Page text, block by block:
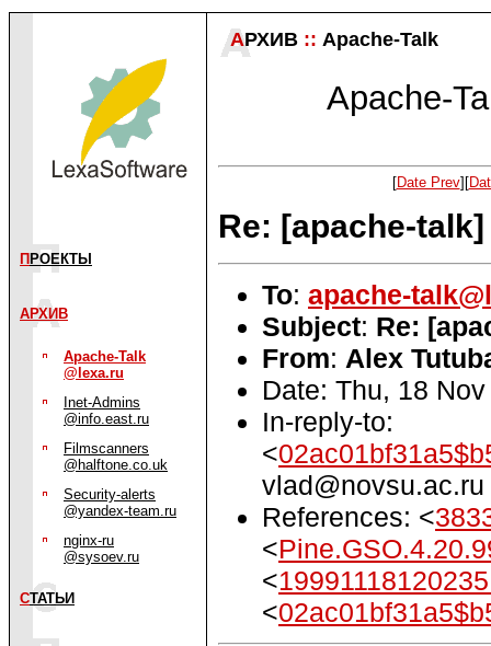
П РОЕКТЫ
АРХИВ
Apache-Talk
@lexa.ru
Inet-Admins
@info.east.ru
Filmscanners
@halftone.co.uk
Security-alerts
@yandex-team.ru
nginx-ru
@sysoev.ru
СТАТЬИ
АРХИВ :: Apache-Talk
Apache-
[Date Prev][
Re: [apache-
To: apache-
Subject: Re:
From: Alex
Date: Thu, 18
In-reply-to:
<
References: <
<
<
<